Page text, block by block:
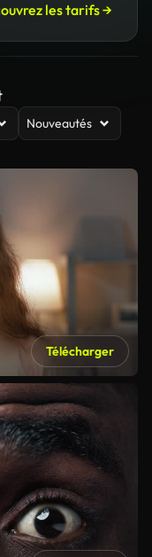
les tarifs →
Nouveautés
Télécharger